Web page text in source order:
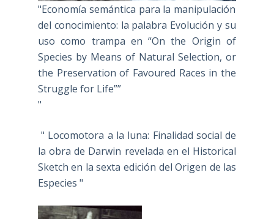
"Economía semántica para la manipulación
del conocimiento: la palabra Evolución y su
uso como trampa en “On the Origin of
Species by Means of Natural Selection, or
the Preservation of Favoured Races in the
Struggle for Life””
"
" Locomotora a la luna: Finalidad social de
la obra de Darwin revelada en el Historical
Sketch en la sexta edición del Origen de las
Especies "